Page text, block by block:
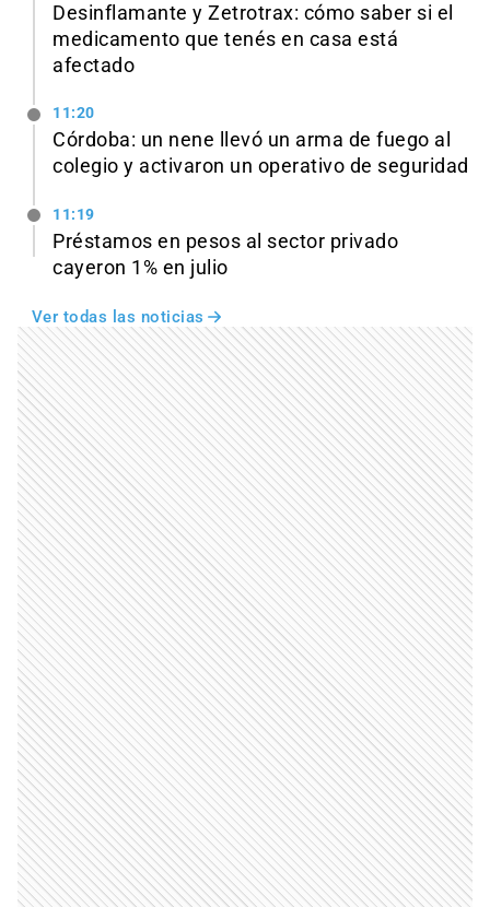
Desinflamante y Zetrotrax: cómo saber si el
medicamento que tenés en casa está
afectado
11:20
Córdoba: un nene llevó un arma de fuego al
colegio y activaron un operativo de seguridad
11:19
Préstamos en pesos al sector privado
cayeron 1% en julio
Ver todas las noticias